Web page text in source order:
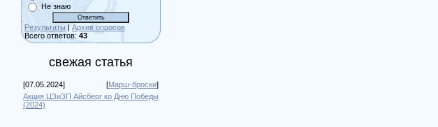
Не знаю
Результаты | Архив опросов
Всего ответов: 43
свежая статья
[07.05.2024] [Марш-броски]
Акция ЦЗиЗП Айсберг ко Дню Победы
(2024)